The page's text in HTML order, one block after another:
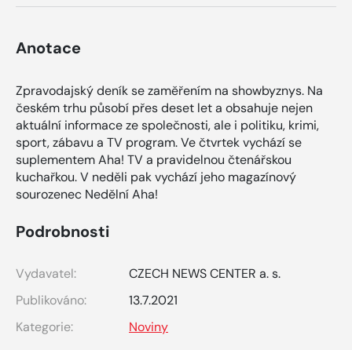
Anotace
Zpravodajský deník se zaměřením na showbyznys. Na
českém trhu působí přes deset let a obsahuje nejen
aktuální informace ze společnosti, ale i politiku, krimi,
sport, zábavu a TV program. Ve čtvrtek vychází se
suplementem Aha! TV a pravidelnou čtenářskou
kuchařkou. V neděli pak vychází jeho magazínový
sourozenec Nedělní Aha!
Podrobnosti
Vydavatel:
CZECH NEWS CENTER a. s.
Publikováno:
13.7.2021
Kategorie:
Noviny